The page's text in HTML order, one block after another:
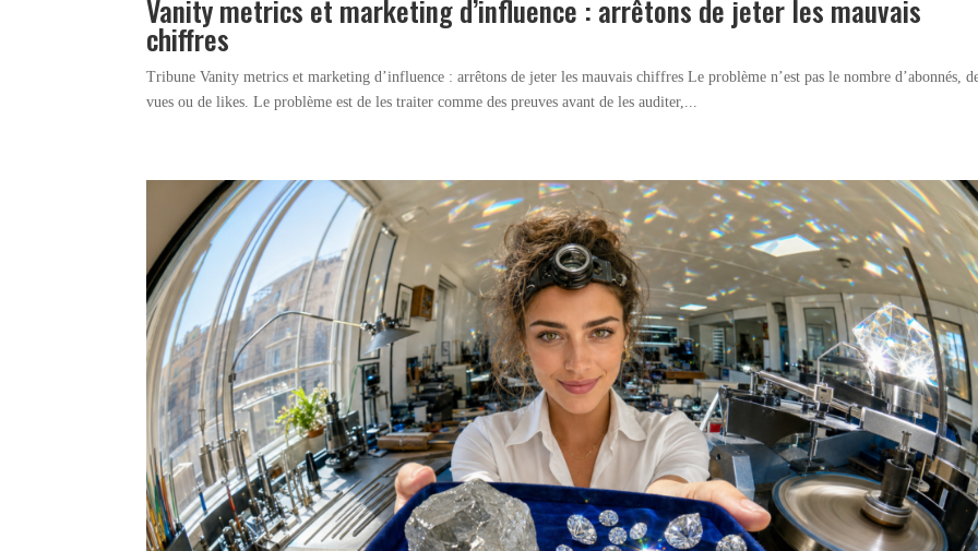
Vanity metrics et marketing d’influence : arrêtons de jeter les mauvais
chiffres
Tribune Vanity metrics et marketing d’influence : arrêtons de jeter les mauvais chiffres Le problème n’est pas le nombre d’abonnés,
vues ou de likes. Le problème est de les traiter comme des preuves avant de les auditer,...